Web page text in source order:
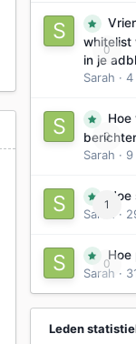
0
whitelist
in je
Sarah · 4
0
Hoe
Sarah ·
1
Sarah
·
0
Hoe
Sarah ·
Leden